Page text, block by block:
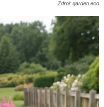
Zdroj: garden.eco